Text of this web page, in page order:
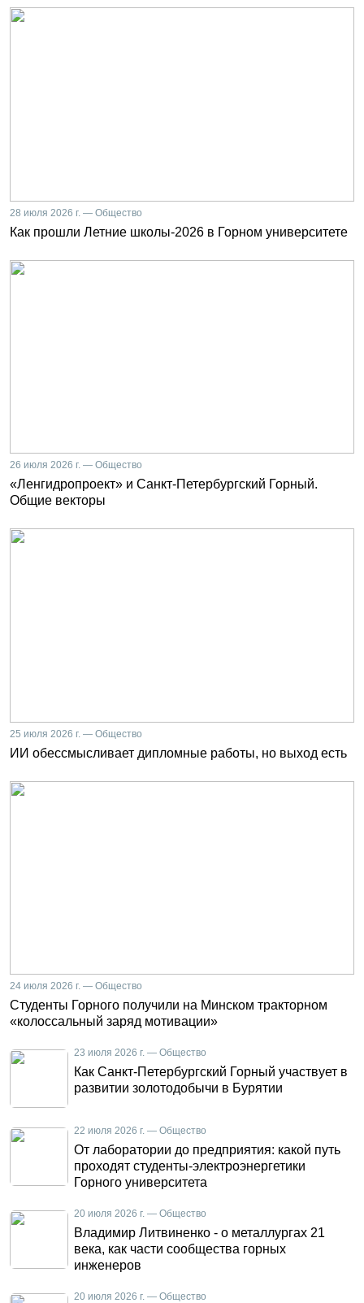
28 июля 2026 г. — Общество
Как прошли Летние школы-2026 в Горном университете
26 июля 2026 г. — Общество
«Ленгидропроект» и Санкт-Петербургский Горный.
Общие векторы
25 июля 2026 г. — Общество
ИИ обессмысливает дипломные работы, но выход есть
24 июля 2026 г. — Общество
Студенты Горного получили на Минском тракторном
«колоссальный заряд мотивации»
23 июля 2026 г. — Общество
Как Санкт-Петербургский Горный участвует в
развитии золотодобычи в Бурятии
22 июля 2026 г. — Общество
От лаборатории до предприятия: какой путь
проходят студенты-электроэнергетики
Горного университета
20 июля 2026 г. — Общество
Владимир Литвиненко - о металлургах 21
века, как части сообщества горных
инженеров
20 июля 2026 г. — Общество